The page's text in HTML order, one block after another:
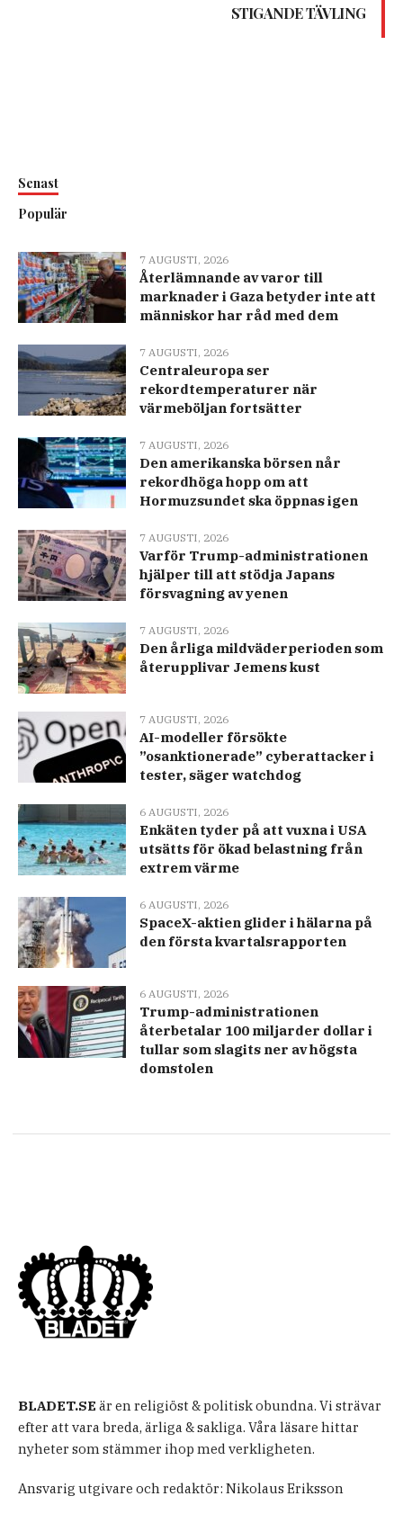
STIGANDE TÄVLING
Senast
Populär
7 AUGUSTI, 2026
Återlämnande av varor till
marknader i Gaza betyder inte att
människor har råd med dem
7 AUGUSTI, 2026
Centraleuropa ser
rekordtemperaturer när
värmeböljan fortsätter
7 AUGUSTI, 2026
Den amerikanska börsen når
rekordhöga hopp om att
Hormuzsundet ska öppnas igen
7 AUGUSTI, 2026
Varför Trump-administrationen
hjälper till att stödja Japans
försvagning av yenen
7 AUGUSTI, 2026
Den årliga mildväderperioden som
återupplivar Jemens kust
7 AUGUSTI, 2026
AI-modeller försökte
”osanktionerade” cyberattacker i
tester, säger watchdog
6 AUGUSTI, 2026
Enkäten tyder på att vuxna i USA
utsätts för ökad belastning från
extrem värme
6 AUGUSTI, 2026
SpaceX-aktien glider i hälarna på
den första kvartalsrapporten
6 AUGUSTI, 2026
Trump-administrationen
återbetalar 100 miljarder dollar i
tullar som slagits ner av högsta
domstolen
BLADET.SE är en religiöst & politisk obundna. Vi strävar
efter att vara breda, ärliga & sakliga. Våra läsare hittar
nyheter som stämmer ihop med verkligheten.
Ansvarig utgivare och redaktör: Nikolaus Eriksson